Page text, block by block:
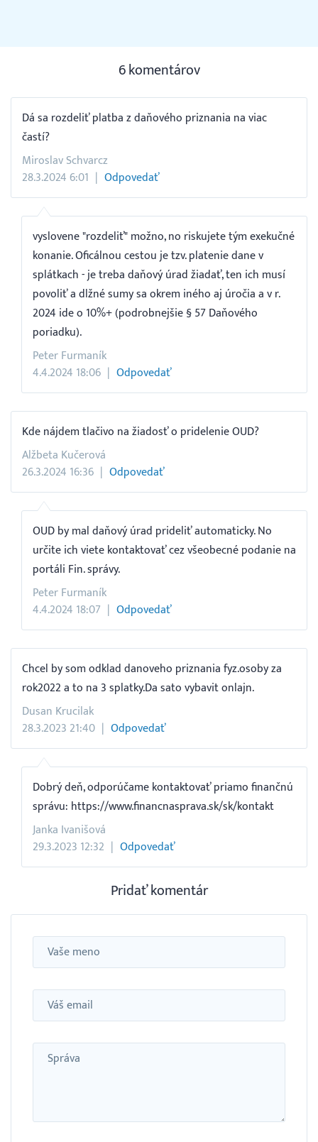
6 komentárov
Dá sa rozdeliť platba z daňového priznania na viac
častí?
Miroslav Schvarcz
28.3.2024 6:01
Odpovedať
vyslovene "rozdeliť" možno, no riskujete tým exekučné
konanie. Oficálnou cestou je tzv. platenie dane v
splátkach - je treba daňový úrad žiadať, ten ich musí
povoliť a dlžné sumy sa okrem iného aj úročia a v r.
2024 ide o 10%+ (podrobnejšie § 57 Daňového
poriadku).
Peter Furmaník
4.4.2024 18:06
Odpovedať
Kde nájdem tlačivo na žiadosť o pridelenie OUD?
Alžbeta Kučerová
26.3.2024 16:36
Odpovedať
OUD by mal daňový úrad prideliť automaticky. No
určite ich viete kontaktovať cez všeobecné podanie na
portáli Fin. správy.
Peter Furmaník
4.4.2024 18:07
Odpovedať
Chcel by som odklad danoveho priznania fyz.osoby za
rok2022 a to na 3 splatky.Da sato vybavit onlajn.
Dusan Krucilak
28.3.2023 21:40
Odpovedať
Dobrý deň, odporúčame kontaktovať priamo finančnú
správu: https://www.financnasprava.sk/sk/kontakt
Janka Ivanišová
29.3.2023 12:32
Odpovedať
Pridať komentár
Meno
Email
Správa